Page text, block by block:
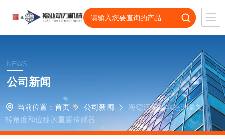
NEWS
公司新闻
当前位置： 首页 公司新闻
海德汉编码器是测量旋
转角度和位移的重要传感器